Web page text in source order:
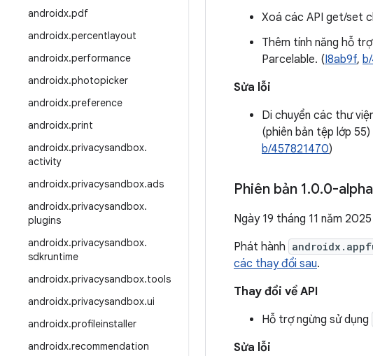
androidx.pdf
androidx.percentlayout
androidx.performance
androidx.photopicker
androidx.preference
androidx.print
androidx.privacysandbox.
activity
androidx.privacysandbox.ads
androidx.privacysandbox.
plugins
androidx.privacysandbox.
sdkruntime
androidx.privacysandbox.tools
androidx.privacysandbox.ui
androidx.profileinstaller
androidx.recommendation
Xoá các API get/set
Thêm tính năng hỗ
Parcelable. (I8ab9f,
Sửa lỗi
Di chuyển các thư
(phiên bản tệp lớp
b/457821470)
Phiên bản 1.0.0-
Ngày 19 tháng 11 năm 2025
Phát hành
các thay đổi sau.
Thay đổi về API
Hỗ trợ ngừng sử dụng
Sửa lỗi